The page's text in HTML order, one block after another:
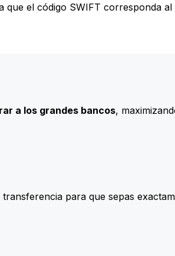
el código SWIFT corresponda
a los grandes bancos,
para que sepas